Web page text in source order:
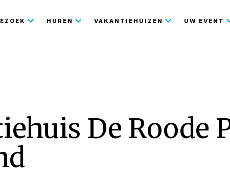
HUREN VAKANTIEHUIZEN UW EVENT
De Roode